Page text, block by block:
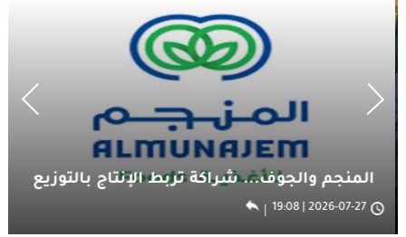
المنجم والجوف... شراكة تربط الإنتاج بالتوزيع
2026-07-27 | 19:08